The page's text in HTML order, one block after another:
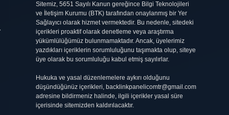
Sitemiz, 5651 Sayılı Kanun gereğince Bilgi Teknolojileri
ve İletişim Kurumu (BTK) tarafından onaylanmış bir Yer
Sağlayıcı olarak hizmet vermektedir. Bu nedenle, sitedeki
içerikleri proaktif olarak denetleme veya araştırma
yükümlülüğümüz bulunmamaktadır. Ancak, üyelerimiz
yazdıkları içeriklerin sorumluluğunu taşımakta olup, siteye
üye olarak bu sorumluluğu kabul etmiş sayılırlar.
Hukuka ve yasal düzenlemelere aykırı olduğunu
düşündüğünüz içerikleri, backlinkpanelicomtr@gmail.com
adresine bildirmeniz halinde, ilgili içerikler yasal süre
içerisinde sitemizden kaldırılacaktır.